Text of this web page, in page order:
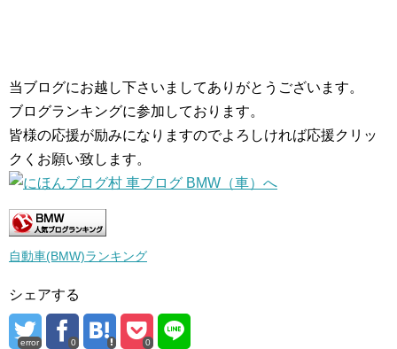
当ブログにお越し下さいましてありがとうございます。
ブログランキングに参加しております。
皆様の応援が励みになりますのでよろしければ応援クリッ
クくお願い致します。
自動車(BMW)ランキング
シェアする
error 0 0